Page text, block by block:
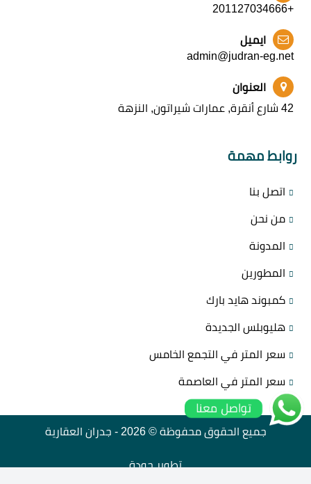
+201127034666
ايميل
admin@judran-eg.net
العنوان
42 شارع أنقرة, عمارات شيراتون, النزهة
روابط مهمة
اتصل بنا
من نحن
المدونة
المطورين
كمبوند هايد بارك
هليوبلس الجديدة
سعر المتر في التجمع الخامس
سعر المتر في العاصمة
جميع الحقوق محفوظة © 2026 - جدران العقارية
تطويرجودة
تواصل معنا